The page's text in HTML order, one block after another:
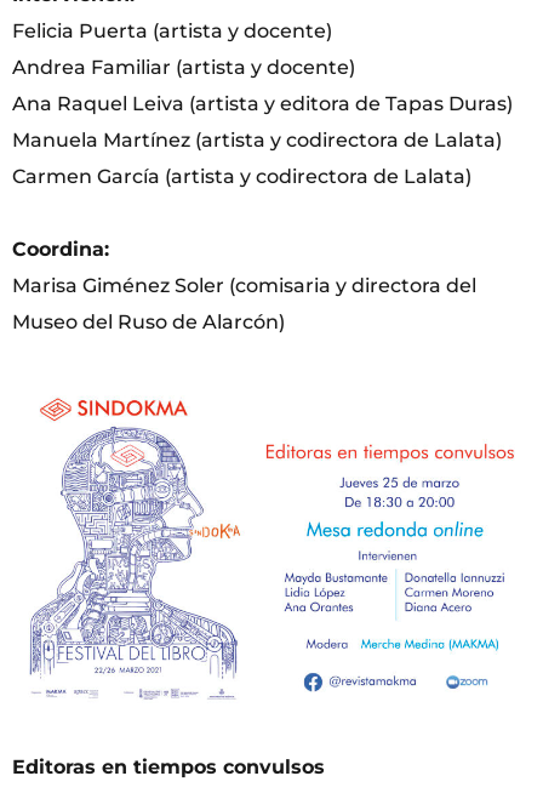
Felicia Puerta (artista y docente)
Andrea Familiar (artista y docente)
Ana Raquel Leiva (artista y editora de Tapas Duras)
Manuela Martínez (artista y codirectora de Lalata)
Carmen García (artista y codirectora de Lalata)
Coordina:
Marisa Giménez Soler (comisaria y directora del
Museo del Ruso de Alarcón)
Editoras en tiempos convulsos